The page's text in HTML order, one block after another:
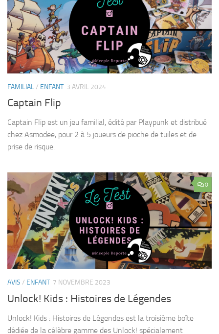
FAMILIAL/ ENFANT 3 AVRIL 2024
Captain Flip
Captain Flip est un jeu familial, édité par Playpunk et distribué
chez Asmodee, pour 2 à 5 joueurs de pioche de tuiles et de
prise de risque.
0
AVIS / ENFANT 7 NOVEMBRE 2023
Unlock! Kids : Histoires de Légendes
Unlock! Kids : Histoires de Légendes est la troisième boîte
dédiée de la célèbre gamme des Unlock! spécialement